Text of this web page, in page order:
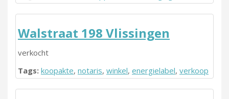
Walstraat 198 Vlissingen
verkocht
Tags: koopakte, notaris, winkel, energielabel, verkoop